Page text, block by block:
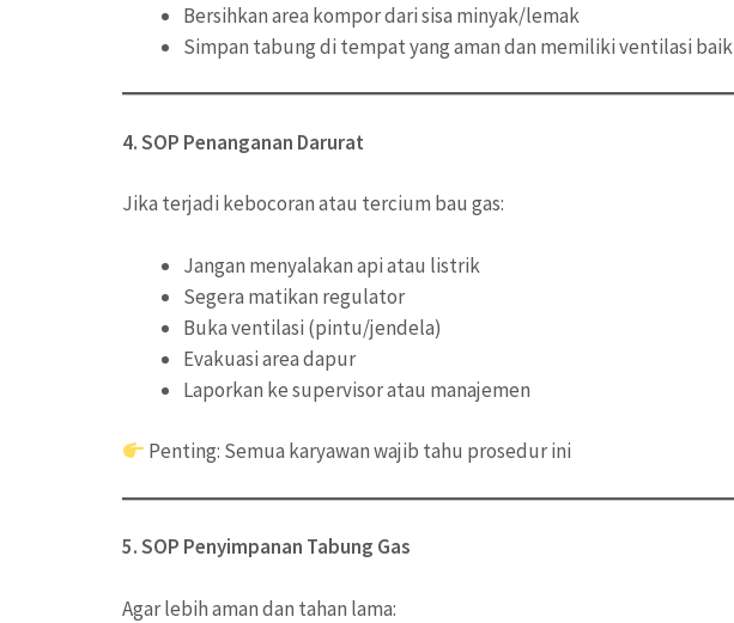
Bersihkan area kompor dari sisa minyak/lemak
Simpan tabung di tempat yang aman dan memiliki ventilasi baik
4. SOP Penanganan Darurat
Jika terjadi kebocoran atau tercium bau gas:
Jangan menyalakan api atau listrik
Segera matikan regulator
Buka ventilasi (pintu/jendela)
Evakuasi area dapur
Laporkan ke supervisor atau manajemen
Penting: Semua karyawan wajib tahu prosedur ini
5. SOP Penyimpanan Tabung Gas
Agar lebih aman dan tahan lama: